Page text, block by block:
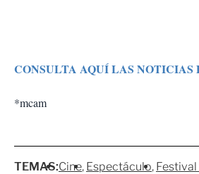
CONSULTA AQUÍ LAS
*mcam
TEMAS:Cine Espectáculo Festival